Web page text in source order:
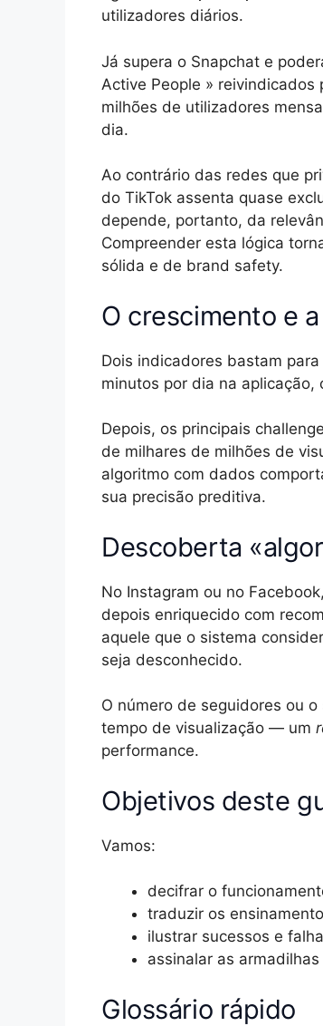
utilizadores diários.
Já supera o Snapchat e
Active People » reivindicados
milhões de utilizadores
dia.
Ao contrário das redes que
do TikTok assenta quase
depende, portanto, da
Compreender esta lógica
sólida e de brand safety.
O crescimento e
Dois indicadores bastam
minutos por dia na
Depois, os principais
de milhares de milhões de
algoritmo com dados
sua precisão preditiva.
Descoberta
No Instagram ou no
depois enriquecido com
aquele que o sistema
seja desconhecido.
O número de seguidores ou
tempo de visualização — um
performance.
Objetivos deste
Vamos:
decifrar o
traduzir os
ilustrar sucessos e
assinalar as
Glossário rápido